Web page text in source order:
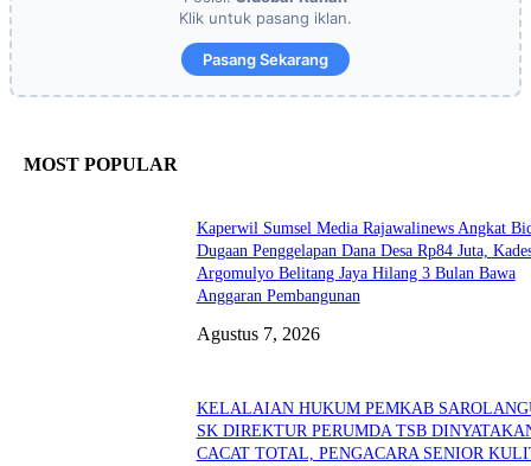
Klik untuk pasang iklan.
Pasang Sekarang
MOST POPULAR
Kaperwil Sumsel Media Rajawalinews Angkat
Dugaan Penggelapan Dana Desa Rp84 Juta,
Argomulyo Belitang Jaya Hilang 3 Bulan Bawa
Anggaran Pembangunan
Agustus 7, 2026
KELALAIAN HUKUM PEMKAB
SK DIREKTUR PERUMDA TSB
CACAT TOTAL, PENGACARA SENIOR